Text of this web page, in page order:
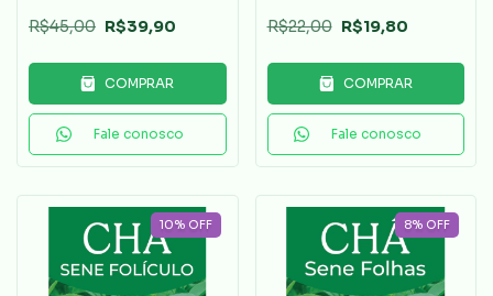
R$45,00 R$39,90
COMPRAR
Fale conosco
R$22,00 R$19,80
COMPRAR
Fale conosco
10% OFF 8% OFF